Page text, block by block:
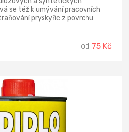
se též k umývání pracovních
pryskyřic z povrchu
od 75 Kč